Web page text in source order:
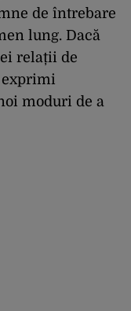
de întrebare
lung. Dacă
relații de
moduri de a